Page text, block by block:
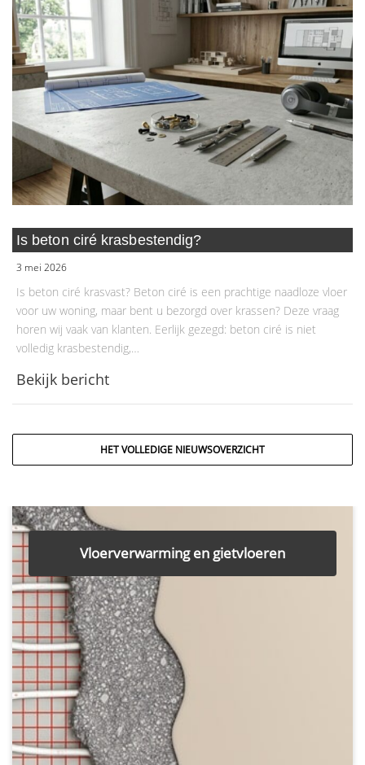
Is beton ciré krasbestendig?
3 mei 2026
Is beton ciré krasvast? Beton ciré is een prachtige naadloze vloer
voor uw woning, maar bent u bezorgd over krassen? Deze vraag
horen wij vaak van klanten. Eerlijk gezegd: beton ciré is niet
volledig krasbestendig,…
Bekijk bericht
HET VOLLEDIGE NIEUWSOVERZICHT
Vloerverwarming en gietvloeren